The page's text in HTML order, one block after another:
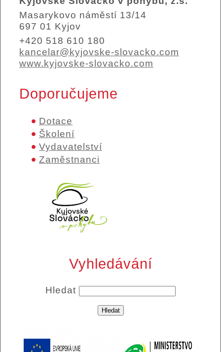
Masarykovo náměstí 13/14
697 01 Kyjov
+420 518 610 180
kancelar@kyjovske-slovacko.com
www.kyjovske-slovacko.com
Doporučujeme
Dotace
Školení
Vydavatelství
Zaměstnanci
Vyhledávání
Hledat